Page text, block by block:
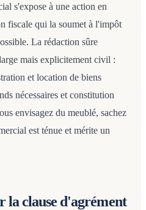
s'expose à une action en
fiscale qui la soumet à l'impôt
La rédaction sûre
mais explicitement civil :
et location de biens
nécessaires et constitution
envisagez du meublé, sachez
est ténue et mérite un
la clause d'agrément